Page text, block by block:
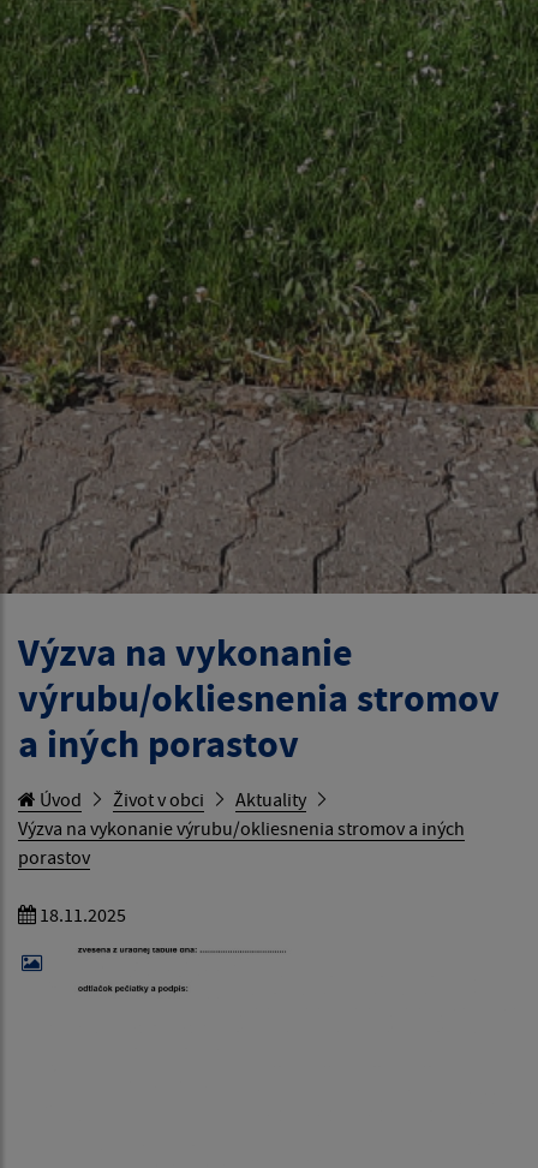
Výzva na vykonanie
výrubu/okliesnenia stromov
a iných porastov
Úvod Život v obci
Aktuality
Výzva na vykonanie výrubu/okliesnenia stromov a iných
porastov
18.11.2025